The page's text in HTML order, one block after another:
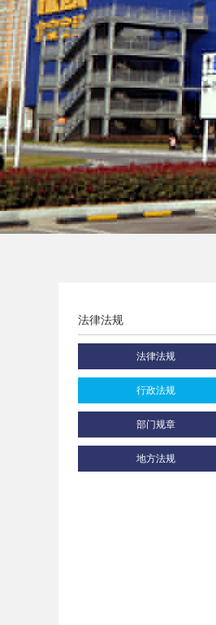
法律法规
法律法规
行政法规
部门规章
地方法规